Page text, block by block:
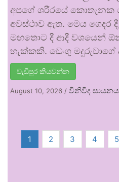
අපගේ ශරීරයේ කොතැනක
අවස්ථාව ඇත. මෙය ගෙදර
මඟතොට දී ආදී වශයෙන්
හැක්කකි. ඩෙංගු
වැඩිපුර කියවන්න
August 10, 2026 / විනිවිද සායනය
1 2 3 4 5